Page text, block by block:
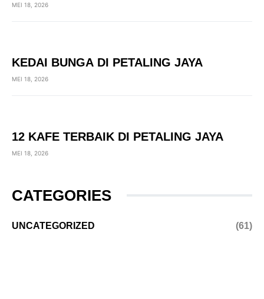
MEI 18, 2026
KEDAI BUNGA DI PETALING JAYA
MEI 18, 2026
12 KAFE TERBAIK DI PETALING JAYA
MEI 18, 2026
CATEGORIES
UNCATEGORIZED (61)